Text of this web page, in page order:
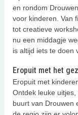
en rondom
voor kinderen. Van
tot creatieve
nu een middagje
is altijd iets te doen
Eropuit met het
Eropuit met
Ontdek leuke
buurt van Drouwen